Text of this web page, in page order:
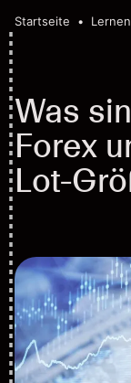
Startseite Lernen
Was
Forex
Lot-